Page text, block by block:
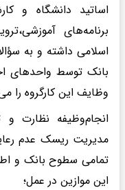
اساتید دانشگاه و
برنامه‌های
اسلامی داشته و به
بانک توسط واحدهای
وظایف این کارگروه را
انجام‌وظیفه نظارت
مدیریت ریسک عدم
تمامی سطوح بانک و
این موازین در عمل؛